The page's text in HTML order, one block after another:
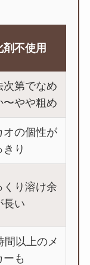
剤不使用
次第でなめ
〜やや粗め
オの個性が
きり
くり溶け余
長い
間以上のメ
ーも